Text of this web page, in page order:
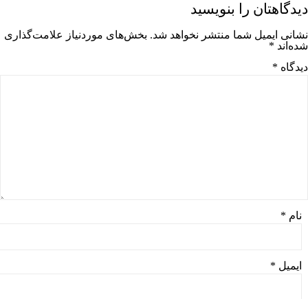
دیدگاهتان را بنویسید
نشانی ایمیل شما منتشر نخواهد شد. بخش‌های موردنیاز علامت‌گذاری
شده‌اند *
دیدگاه *
نام *
ایمیل *